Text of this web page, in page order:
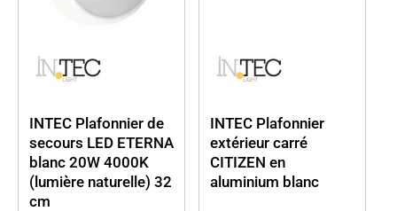
INTEC Plafonnier de
secours LED ETERNA
blanc 20W 4000K
(lumière naturelle) 32
cm
INTEC Plafonnier
extérieur carré
CITIZEN en
aluminium blanc